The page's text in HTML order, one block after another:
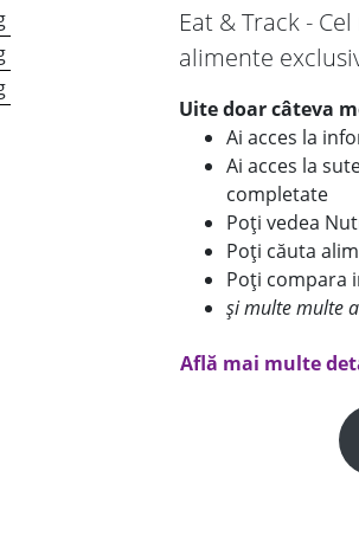
Eat & Track -
alimente
Uite doar câteva
Ai acces la
Ai acces la
completate
Poți vedea
Poți căuta
Poți compara
și multe multe
Află mai multe